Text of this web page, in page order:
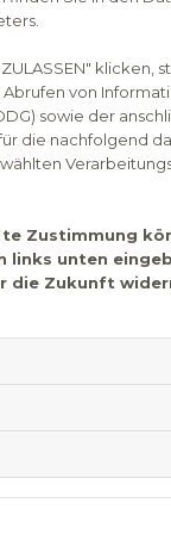
ihrer
ihres
Beta-
es zwei Typen:
die
den Blutdruck.
für die
Bronchien, der
Betablocker
und
andocken
diese
setzen,
Herz- und
kann
ZULASSEN" klicken,
von
sowie der
die nachfolgend
Zustimmung
links unten
die Zukunft